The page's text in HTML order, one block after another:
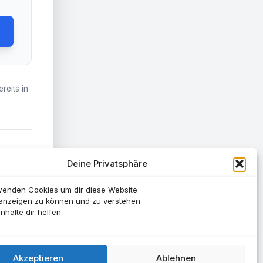
Deine Privatsphäre
Cookies um dir diese Website
zu können und zu verstehen
dir helfen.
Akzeptieren Ablehnen
in